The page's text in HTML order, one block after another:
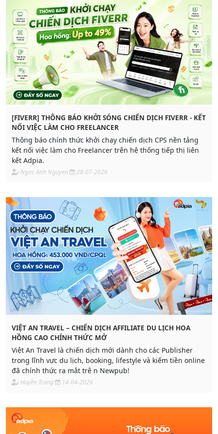
[FIVERR] THÔNG BÁO KHỞI SÓNG CHIẾN DỊCH FIVERR - KẾT
NỐI VIỆC LÀM CHO FREELANCER
Thông báo chính thức khởi chạy chiến dịch CPS nền tảng
kết nối việc làm cho Freelancer trên hệ thống tiếp thị liên
kết Adpia.
Ngoc Anh Nguyen 28-07-2026
VIỆT AN TRAVEL – CHIẾN DỊCH AFFILIATE DU LỊCH HOA
HỒNG CAO CHÍNH THỨC MỞ
Việt An Travel là chiến dịch mới dành cho các Publisher
trong lĩnh vực du lịch, booking, lifestyle và kiếm tiền online
đã chính thức ra mắt trê n Newpub!
Huyền Trang 14-04-2026